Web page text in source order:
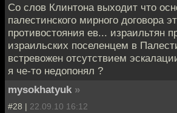
Со слов Клинтона выходит что
палестинского мирного договора
противостояния ев... израильтян
израильских поселенцем в
встревожен отсутствием
я че-то недопонял ?
mysokhatyuk »
#28 | 22.09.10 16:12